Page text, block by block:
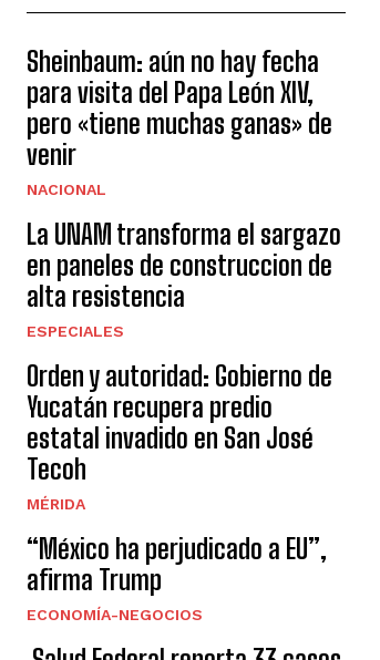
Sheinbaum: aún no hay fecha
para visita del Papa León XIV,
pero «tiene muchas ganas» de
venir
NACIONAL
La UNAM transforma el sargazo
en paneles de construccion de
alta resistencia
ESPECIALES
Orden y autoridad: Gobierno de
Yucatán recupera predio
estatal invadido en San José
Tecoh
MÉRIDA
“México ha perjudicado a EU”,
afirma Trump
ECONOMÍA-NEGOCIOS